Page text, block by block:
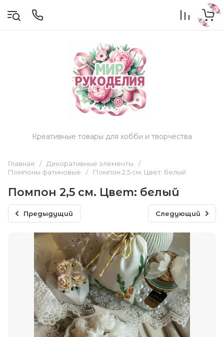
Креативные товары для хобби и творчества
Главная / Декоративные элементы
/
Помпоны фатиновые
/ Помпон 2,5 см. Цвет: белый
Помпон 2,5 см. Цвет: белый
Предыдущий Следующий